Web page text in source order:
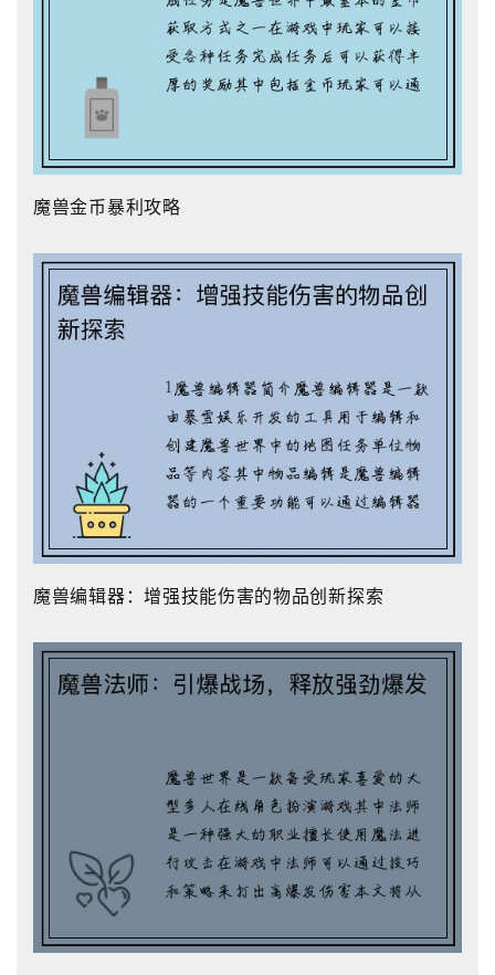
魔兽金币暴利攻略
魔兽编辑器：增强技能伤害的物品创新探索